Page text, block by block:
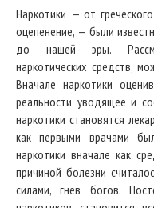
Наркотики — от
оцепенение, — были
до нашей эры.
наркотических средств,
Вначале наркотики
реальности уводящее и
наркотики становятся
как первыми врачами
наркотики вначале как
причиной болезни
силами, гнев богов.